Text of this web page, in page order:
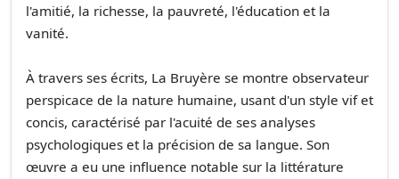
l'amitié, la richesse, la pauvreté, l'éducation et la
vanité.
À travers ses écrits, La Bruyère se montre observateur
perspicace de la nature humaine, usant d'un style vif et
concis, caractérisé par l'acuité de ses analyses
psychologiques et la précision de sa langue. Son
œuvre a eu une influence notable sur la littérature